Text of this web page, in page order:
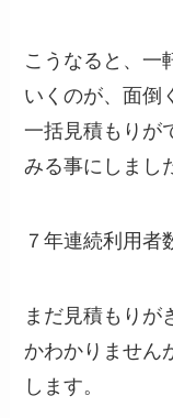
こうなると、一
いくのが、面倒
一括見積もりが
みる事にしまし
７年連続利用者
まだ見積もりが
かわかりません
します。